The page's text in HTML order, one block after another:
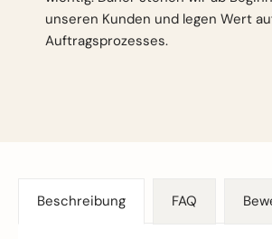
unseren Kunden und legen Wert
Auftragsprozesses.
Beschreibung FAQ